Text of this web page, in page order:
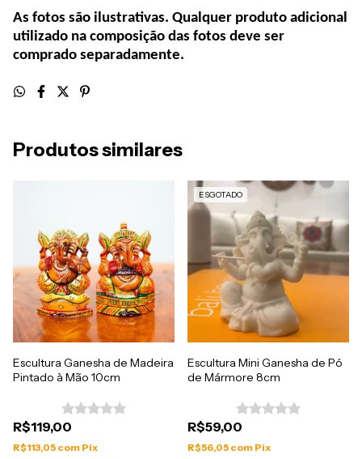
As fotos são ilustrativas. Qualquer produto adicional
utilizado na composição das fotos deve ser
comprado separadamente.
Produtos similares
Escultura Ganesha de Madeira
Pintado à Mão 10cm
R$119,00
R$113,05 com Pix
ESGOTADO
Escultura Mini Ganesha de Pó
de Mármore 8cm
R$59,00
R$56,05 com Pix